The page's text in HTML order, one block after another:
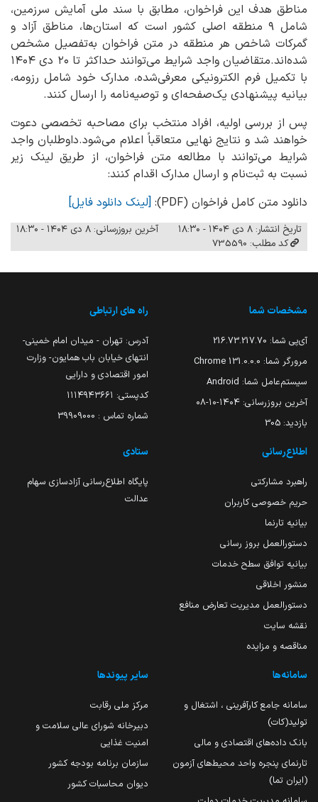
مناطق هدف این فراخوان، مطابق با سند ملی آمایش سرزمین،
شامل ۹ منطقه اصلی کشور است که استان‌ها، مناطق آزاد و
گمرکات شاخص هر منطقه در متن فراخوان به‌تفصیل مشخص
شده‌اند.متقاضیان واجد شرایط می‌توانند حداکثر تا ۲۰ دی ۱۴۰۴
با تکمیل فرم الکترونیکی معرفی‌شده، مدارک خود شامل رزومه،
بیانیه پیشنهادی یک‌صفحه‌ای و توصیه‌نامه را ارسال کنند.
پس از بررسی اولیه، افراد منتخب برای مصاحبه تخصصی دعوت
خواهند شد و نتایج نهایی متعاقباً اعلام می‌شود.داوطلبان واجد
شرایط می‌توانند با مطالعه متن فراخوان، از طریق لینک زیر
نسبت به ثبت‌نام و ارسال مدارک اقدام کنند:
دانلود متن کامل فراخوان (PDF):
[لینک دانلود فایل]
تاریخ انتشار: ۸ دی ۱۴۰۴ - ۱۸:۳۰
آخرین بروزرسانی: ۸ دی ۱۴۰۴ - ۱۸:۳۰
کد مطلب: 735590
مشخصات شما
آی‌پی شما: 216.73.217.70
مرورگر شما: 131.0.0.0 Chrome
سیستم‌عامل شما: Android
آخرین بروزرسانی: ۱۴۰۴-۱۰-۰۸
بازدید: 305
راه های ارتباطی
آدرس: تهران - میدان امام خمینی-
انتهای خیابان باب همایون- وزارت
امور اقتصادی و دارایی
کدپستی: ۱۱۱۴۹۴۳۶۶۱
شماره تماس : 39909000
اطلاع‌رسانی
راهبرد مشارکتی
حریم خصوصی کاربران
بیانیه تارنما
دستورالعمل بروز رسانی
بیانیه توافق سطح خدمات
منشور اخلاقی
دستورالعمل مدیریت تعارض منافع
نقشه سایت
مناقصه و مزایده
ستادی
پایگاه اطلاع‌رسانی آزادسازی سهام
عدالت
سامانه‌ها
سامانه جامع کارآفرینی ، اشتغال و
تولید(کات)
بانک داده‌های اقتصادی و مالی
تارنمای پنجره واحد محیط‌های آزمون
(ایران تما)
سایر پیوندها
مرکز ملی رقابت
دبیرخانه شورای عالی سلامت و
امنیت غذایی
سازمان برنامه بودجه کشور
دیوان محاسبات کشور